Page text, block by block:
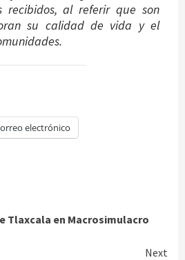
recibidos, al referir que son
su calidad de vida y el
electrónico
Tlaxcala en Macrosimulacro
Next